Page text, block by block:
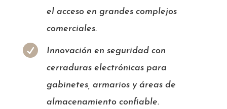
el acceso en grandes complejos
comerciales.

Innovación en seguridad con
cerraduras electrónicas para
gabinetes, armarios y áreas de
almacenamiento confiable.